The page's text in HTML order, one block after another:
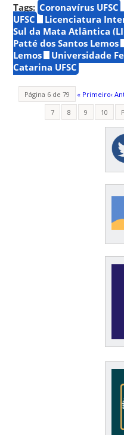
Tags: Coronavírus UFSC
UFSC
Licenciatura
Sul da Mata Atlântica
Patté dos Santos Lemos
Lemos
Universidade
Catarina UFSC
Página 6 de 79 « Primeiro‹
7
8 9 10